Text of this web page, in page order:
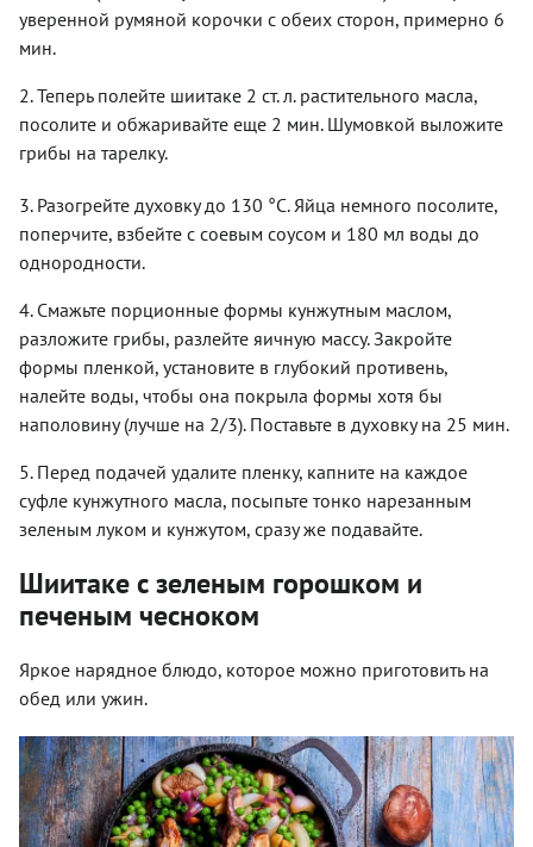
уверенной румяной корочки с обеих сторон, примерно 6
мин.
2. Теперь полейте шиитаке 2 ст. л. растительного масла,
посолите и обжаривайте еще 2 мин. Шумовкой выложите
грибы на тарелку.
3. Разогрейте духовку до 130 °С. Яйца немного посолите,
поперчите, взбейте с соевым соусом и 180 мл воды до
однородности.
4. Смажьте порционные формы кунжутным маслом,
разложите грибы, разлейте яичную массу. Закройте
формы пленкой, установите в глубокий противень,
налейте воды, чтобы она покрыла формы хотя бы
наполовину (лучше на 2/3). Поставьте в духовку на 25 мин.
5. Перед подачей удалите пленку, капните на каждое
суфле кунжутного масла, посыпьте тонко нарезанным
зеленым луком и кунжутом, сразу же подавайте.
Шиитаке с зеленым горошком и
печеным чесноком
Яркое нарядное блюдо, которое можно приготовить на
обед или ужин.